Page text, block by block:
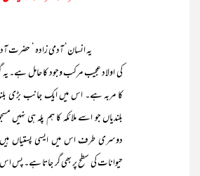
یہ انسان‘ آدمی زادہ ‘ حضرت آدم
کی اولاد عجیب مرکب وجود کا حامل ہے۔
کا مربہ ہے۔ اس میں ایک جانب بڑی
بلندیاں جو اسے ملائکہ کا ہم پلہ ہی نہیں
دوسری طرف اس میں ایسی پستیاں
حیوانات کی سطح پر بھی گر جاتا ہے۔ پس